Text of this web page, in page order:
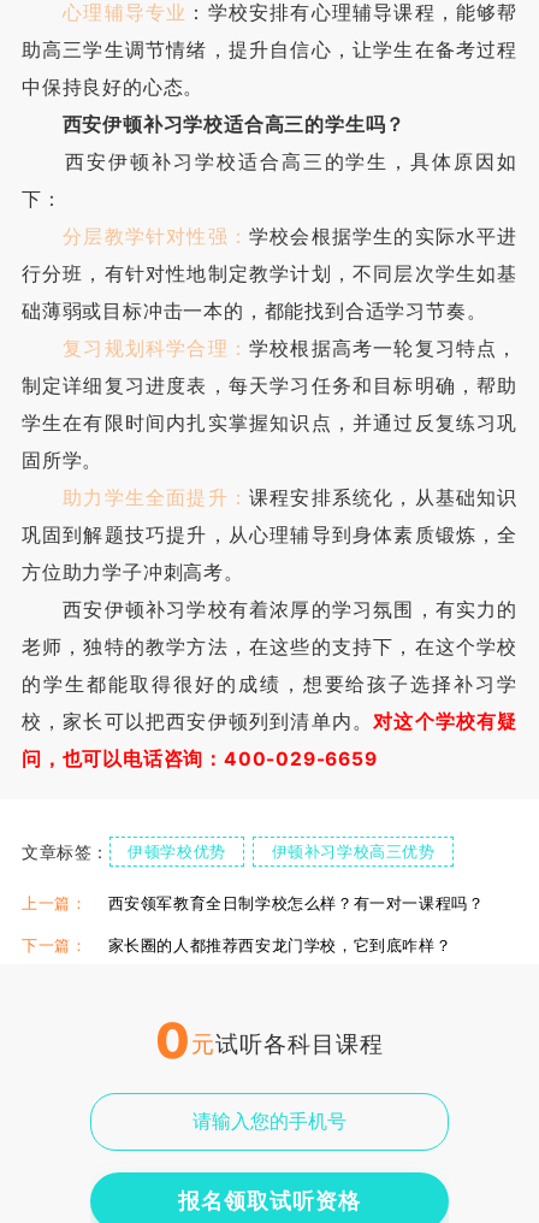
心理辅导专业 ：学校安排有心理辅导课程，能够帮
助高三学生调节情绪，提升自信心，让学生在备考过程
中保持良好的心态。
西安伊顿补习学校适合高三的学生吗？
西安伊顿补习学校适合高三的学生，具体原因如
下：
分层教学针对性强：学校会根据学生的实际水平进
行分班，有针对性地制定教学计划，不同层次学生如基
础薄弱或目标冲击一本的，都能找到合适学习节奏。
复习规划科学合理：学校根据高考一轮复习特点，
制定详细复习进度表，每天学习任务和目标明确，帮助
学生在有限时间内扎实掌握知识点，并通过反复练习巩
固所学。
助力学生全面提升：课程安排系统化，从基础知识
巩固到解题技巧提升，从心理辅导到身体素质锻炼，全
方位助力学子冲刺高考。
西安伊顿补习学校有着浓厚的学习氛围，有实力的
老师，独特的教学方法，在这些的支持下，在这个学校
的学生都能取得很好的成绩，想要给孩子选择补习学
校，家长可以把西安伊顿列到清单内。对这个学校有疑
问，也可以电话咨询：400-029-6659
文章标签： 伊顿学校优势 伊顿补习学校高三优势
伊顿高中补习学校 伊顿高三全日制学校
西安伊顿高三全日制
上一篇： 西安领军教育全日制学校怎么样？有一对一课程吗？
下一篇： 家长圈的人都推荐西安龙门学校，它到底咋样？
0元试听各科目课程
报名领取试听资格